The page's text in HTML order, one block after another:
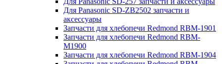
Для Panasonic SD-ZB2502 запчасти и
аксессуары
Запчасти для хлебопечи Redmond RBM-1901
Запчасти для хлебопечи Redmond RBM-
M1900
Запчасти для хлебопечи Redmond RBM-1904